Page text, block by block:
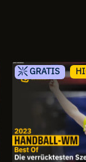
GRATIS